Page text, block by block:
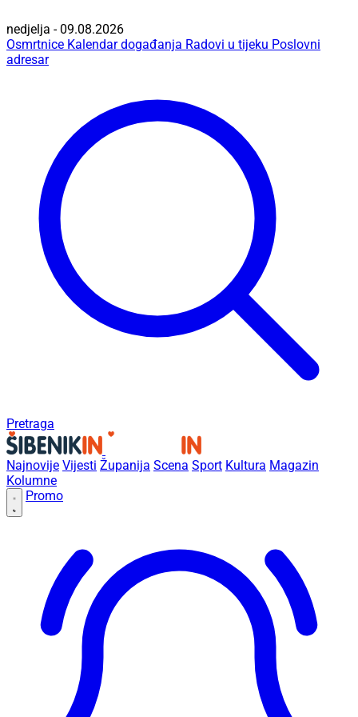
nedjelja - 09.08.2026
Osmrtnice Kalendar događanja Radovi u tijeku Poslovni
adresar
Pretraga
Najnovije Vijesti Županija Scena Sport Kultura Magazin
Kolumne
Promo